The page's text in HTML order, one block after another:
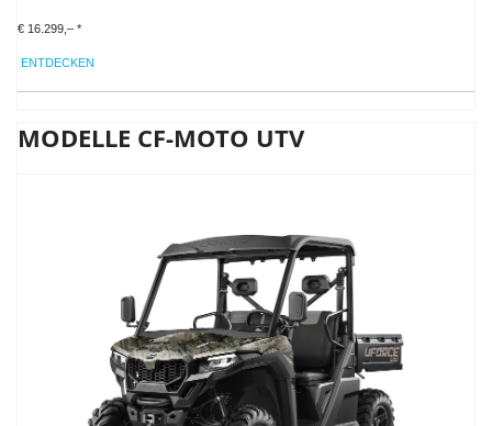
€ 16.299,– *
ENTDECKEN
MODELLE CF-MOTO UTV